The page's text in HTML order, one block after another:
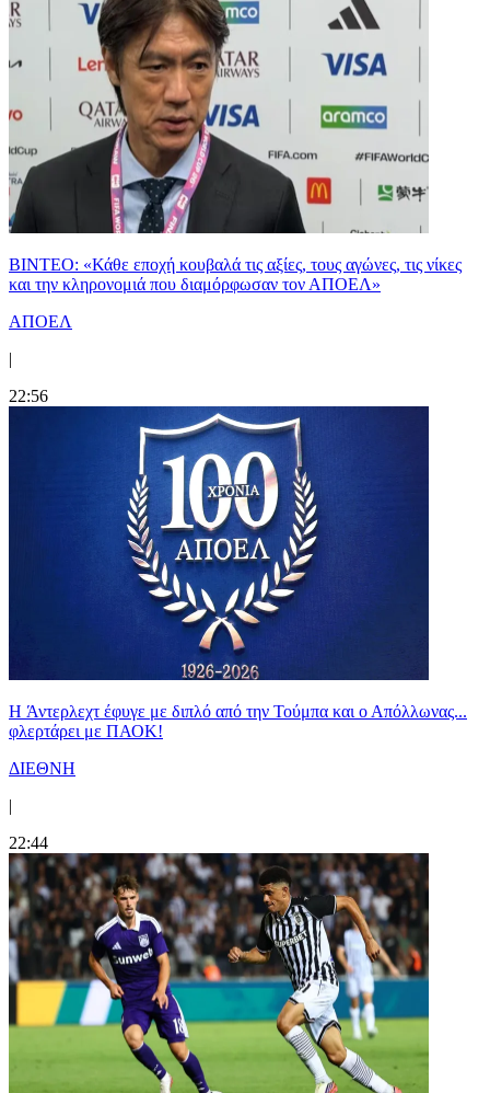
ΒΙΝΤΕΟ: «Κάθε εποχή κουβαλά τις αξίες, τους αγώνες, τις νίκες
και την κληρονομιά που διαμόρφωσαν τον ΑΠΟΕΛ»
ΑΠΟΕΛ
|
22:56
H Άντερλεχτ έφυγε με διπλό από την Τούμπα και ο Απόλλωνας...
φλερτάρει με ΠΑΟΚ!
ΔΙΕΘΝΗ
|
22:44